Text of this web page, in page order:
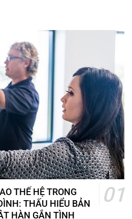
THẾ HỆ TRONG
THẤU HIỂU BẢN
HÀN GẮN TÌNH